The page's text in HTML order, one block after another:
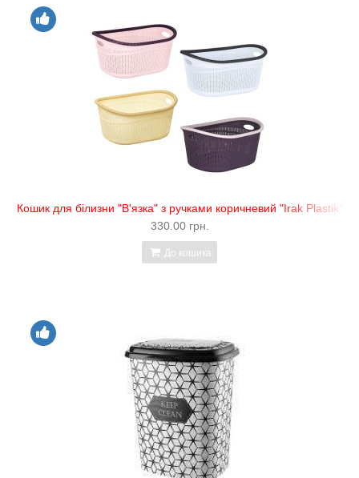
Кошик для білизни "В'язка" з ручками коричневий "Irak Plastik"
330.00 грн.
До кошика